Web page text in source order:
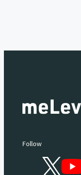
Follow